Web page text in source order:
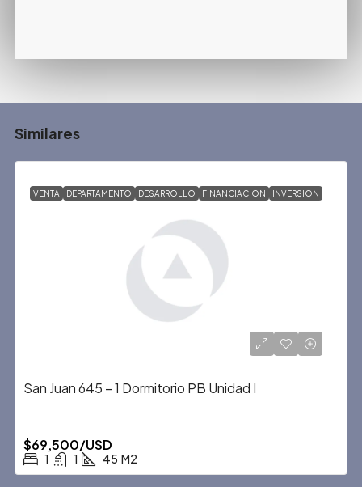
Similares
VENTA DEPARTAMENTO DESARROLLO FINANCIACION INVERSION
San Juan 645 – 1 Dormitorio PB Unidad I
$69,500/USD
1 1 45 M2